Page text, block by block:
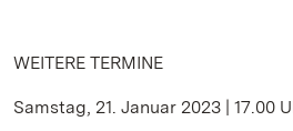
WEITERE TERMINE
Samstag, 21. Januar 2023 | 17.00